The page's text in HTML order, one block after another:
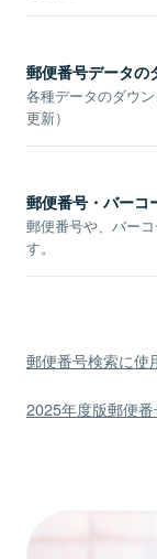
郵便番号データの
各種データのダウ
更新）
郵便番号・バーコ
郵便番号や、バー
す。
郵便番号検索に使
2025年度版郵便